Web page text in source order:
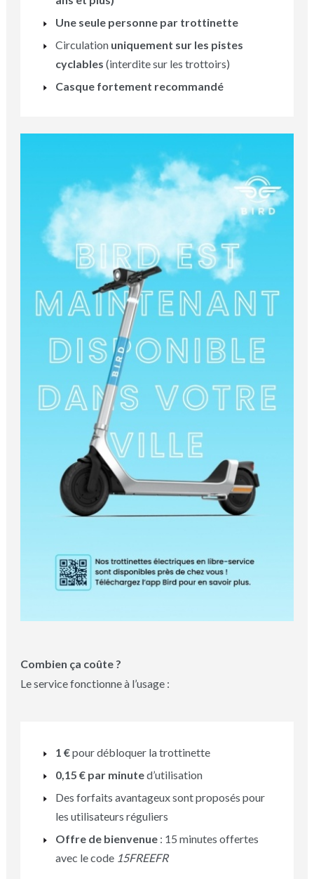
Une seule personne par trottinette
Circulation uniquement sur les pistes
cyclables (interdite sur les trottoirs)
Casque fortement recommandé
Combien ça coûte ?
Le service fonctionne à l’usage :
1 €pour débloquer la trottinette
0,15 € par minuted’utilisation
Des forfaits avantageux sont proposés pour
les utilisateurs réguliers
Offre de bienvenue: 15 minutes offertes
avec le code 15FREEFR